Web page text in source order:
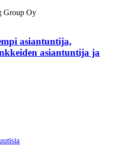
Group Oy
asiantuntija,
asiantuntija ja